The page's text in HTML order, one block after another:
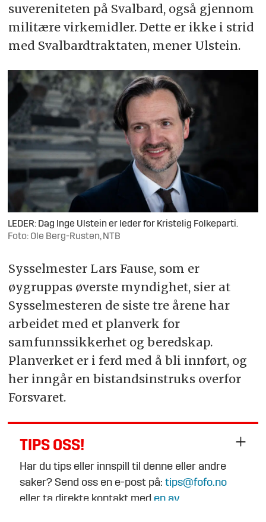
suvereniteten på Svalbard, også gjennom
militære virkemidler. Dette er ikke i strid
med Svalbardtraktaten, mener Ulstein.
LEDER: Dag Inge Ulstein er leder for Kristelig Folkeparti.
Foto: Ole Berg-Rusten, NTB
Sysselmester Lars Fause, som er
øygruppas øverste myndighet, sier at
Sysselmesteren de siste tre årene har
arbeidet med et planverk for
samfunnssikkerhet og beredskap.
Planverket er i ferd med å bli innført, og
her inngår en bistandsinstruks overfor
Forsvaret.
TIPS OSS!
Har du tips eller innspill til denne eller andre
saker? Send oss en e-post på:tips@fofo.no
eller ta direkte kontakt med en av